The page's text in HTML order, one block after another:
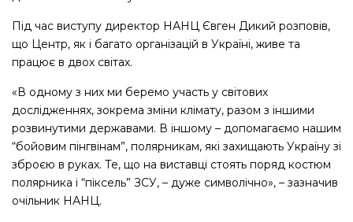
Під час виступу директор НАНЦ Євген Дикий розповів,
що Центр, як і багато організацій в Україні, живе та
працює в двох світах.
«В одному з них ми беремо участь у світових
дослідженнях, зокрема зміни клімату, разом з іншими
розвинутими державами. В іншому – допомагаємо нашим
“бойовим пінгвінам”, полярникам, які захищають Україну зі
зброєю в руках. Те, що на виставці стоять поряд костюм
полярника і “піксель” ЗСУ, – дуже символічно», – зазначив
очільник НАНЦ.